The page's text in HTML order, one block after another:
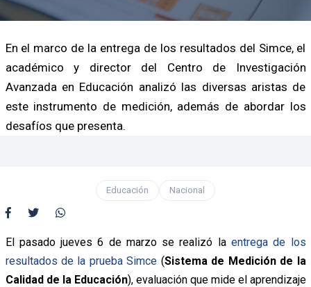
En el marco de la entrega de los resultados del Simce, el
académico y director del Centro de Investigación
Avanzada en Educación analizó las diversas aristas de
este instrumento de medición, además de abordar los
desafíos que presenta.
Educación Nacional
El pasado jueves 6 de marzo se realizó la entrega de los
resultados de la prueba Simce (Sistema de Medición de la
Calidad de la Educación), evaluación que mide el aprendizaje